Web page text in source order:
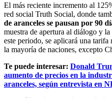
El más reciente incremento al
red social Truth Social, donde
de aranceles se pausan por 90
muestra de apertura al diálogo y
este periodo, se aplicará una
la mayoría de naciones, excepto
Te puede interesar: Donald
aumento de precios en la
aranceles, según entrevista en